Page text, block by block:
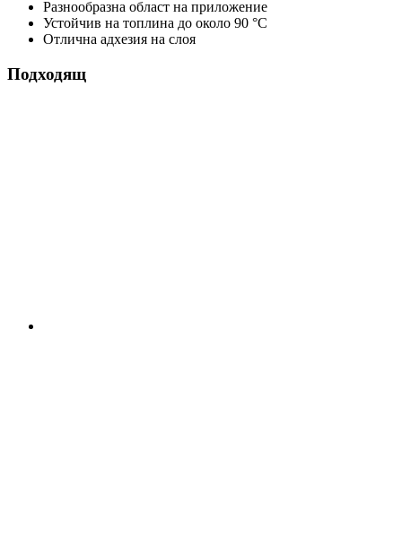
Разнообразна област на приложение
Устойчив на топлина до около 90 °C
Отлична адхезия на слоя
Подходящ